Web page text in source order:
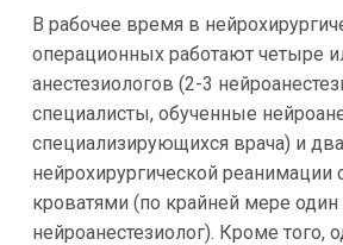
В рабочее время в
операционных работают четыре
анестезиологов (2-3
специалисты, обученные
специализирующихся врача) и
нейрохирургической реанимации
кроватями (по крайней мере один
нейроанестезиолог). Кроме того,